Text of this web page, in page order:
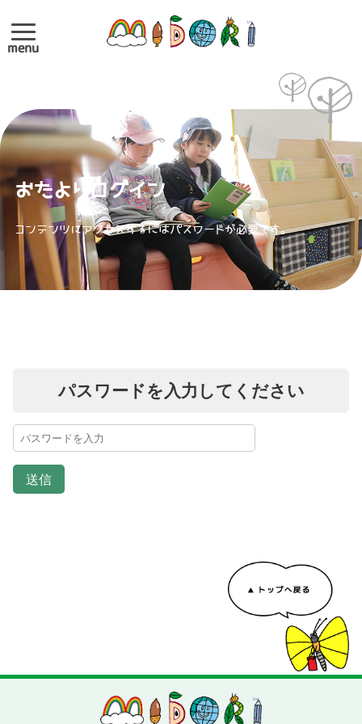
menu
おたよりログイン
コンテンツにアクセスするにはパスワードが必要です。
パスワードを入力してください
送信